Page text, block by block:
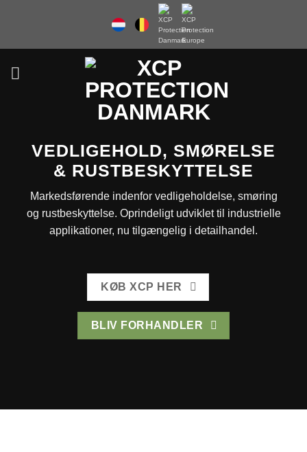
VEDLIGEHOLD, SMØRELSE
& RUSTBESKYTTELSE
Markedsførende indenfor vedligeholdelse, smøring
og rustbeskyttelse. Oprindeligt udviklet til industrielle
applikationer, nu tilgængelig i detailhandel.
KØB XCP HER
BLIV FORHANDLER